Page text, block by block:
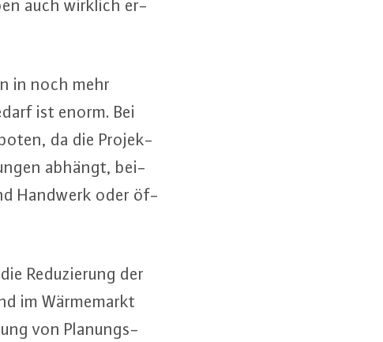
auch wirklich er­
in noch mehr
ist enorm. Bei
da die Pro­jek­
abhängt, bei­
Handwerk oder öf­
Re­du­zie­rung der
im Wär­me­markt
von Planungs-